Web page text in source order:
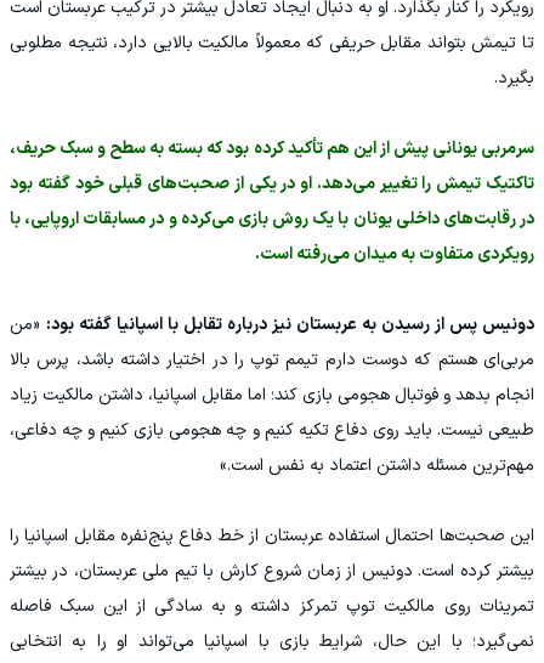
رویکرد را کنار بگذارد. او به دنبال ایجاد تعادل بیشتر در ترکیب عربستان است
تا تیمش بتواند مقابل حریفی که معمولاً مالکیت بالایی دارد، نتیجه مطلوبی
بگیرد.
سرمربی یونانی پیش از این هم تأکید کرده بود که بسته به سطح و سبک حریف،
تاکتیک تیمش را تغییر می‌دهد. او در یکی از صحبت‌های قبلی خود گفته بود
در رقابت‌های داخلی یونان با یک روش بازی می‌کرده و در مسابقات اروپایی، با
رویکردی متفاوت به میدان می‌رفته است.
دونیس پس از رسیدن به عربستان نیز درباره تقابل با اسپانیا گفته بود: «من
مربی‌ای هستم که دوست دارم تیمم توپ را در اختیار داشته باشد، پرس بالا
انجام بدهد و فوتبال هجومی بازی کند؛ اما مقابل اسپانیا، داشتن مالکیت زیاد
طبیعی نیست. باید روی دفاع تکیه کنیم و چه هجومی بازی کنیم و چه دفاعی،
مهم‌ترین مسئله داشتن اعتماد به نفس است.»
این صحبت‌ها احتمال استفاده عربستان از خط دفاع پنج‌نفره مقابل اسپانیا را
بیشتر کرده است. دونیس از زمان شروع کارش با تیم ملی عربستان، در بیشتر
تمرینات روی مالکیت توپ تمرکز داشته و به سادگی از این سبک فاصله
نمی‌گیرد؛ با این حال، شرایط بازی با اسپانیا می‌تواند او را به انتخابی